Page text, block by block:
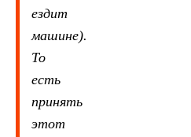
ездит
машине).
То
есть
принять
этот